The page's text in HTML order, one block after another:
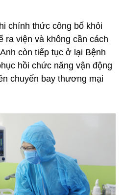
chính thức công bố khỏi
ra viện và không cần cách
còn tiếp tục ở lại Bệnh
hồi chức năng vận động
chuyến bay thương mại